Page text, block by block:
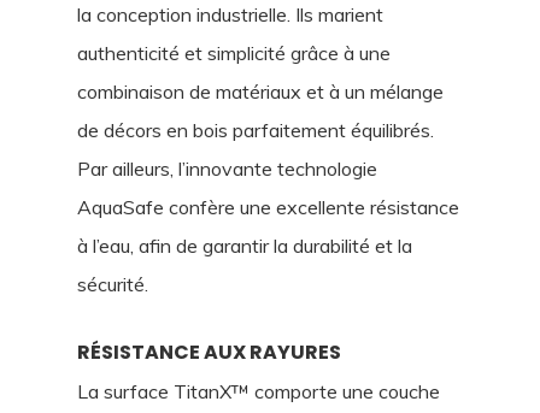
la conception industrielle. Ils marient
authenticité et simplicité grâce à une
combinaison de matériaux et à un mélange
de décors en bois parfaitement équilibrés.
Par ailleurs, l’innovante technologie
AquaSafe confère une excellente résistance
à l’eau, afin de garantir la durabilité et la
sécurité.
RÉSISTANCE AUX RAYURES
La surface TitanX™ comporte une couche